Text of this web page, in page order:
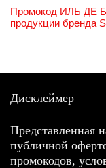
Промокод ИЛЬ ДЕ
продукции бренда
Дисклеймер
Представленная
публичной
промокодов,